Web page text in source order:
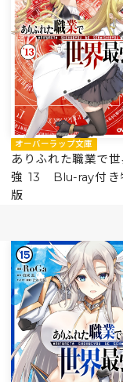
オーバーラップ文庫
ありふれた職業で
強 13 Blu-ray付き
版